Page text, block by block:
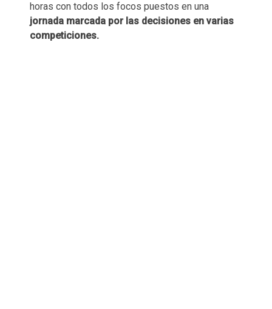
horas con todos los focos puestos en una
jornada marcada por las decisiones en varias
competiciones.